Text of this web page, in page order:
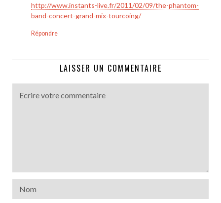
http://www.instants-live.fr/2011/02/09/the-phantom-
band-concert-grand-mix-tourcoing/
Répondre
LAISSER UN COMMENTAIRE